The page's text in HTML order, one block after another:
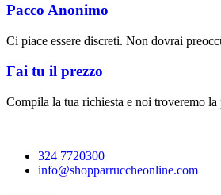
Pacco Anonimo
Ci piace essere discreti. Non dovrai
Fai tu il prezzo
Compila la tua richiesta e noi troveremo la
324 7720300
info@shopparruccheonline.com